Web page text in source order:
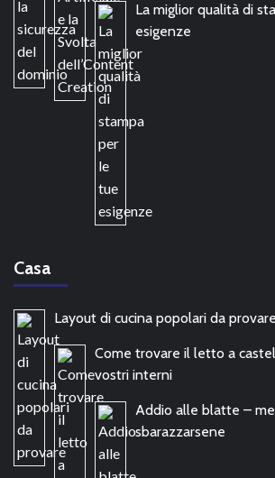
La miglior qualità di
esigenze
Casa
Layout di cucina popolari da provare
Come trovare il letto a
vostri interni
Addio alle blatte –
sbarazzarsene